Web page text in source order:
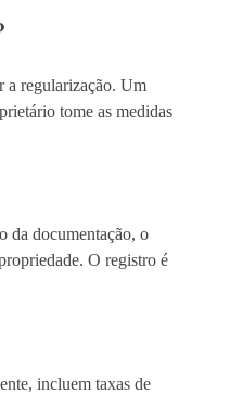
a regularização. Um
tome as medidas
da documentação, o
O registro é
incluem taxas de